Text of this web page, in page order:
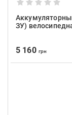
ЗУ)
5 160 грн